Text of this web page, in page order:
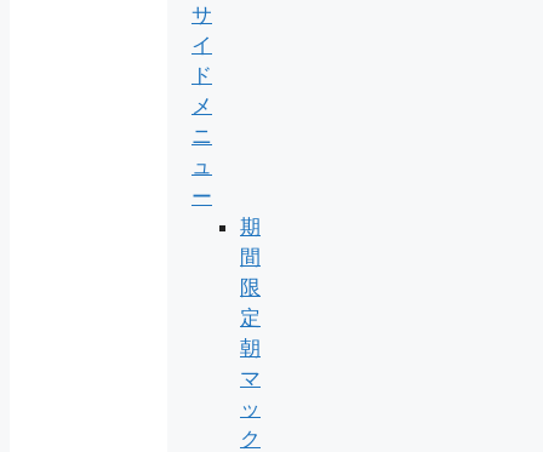
サ
イ
ド
メ
ニ
ュ
ー
期
間
限
定
朝
マ
ッ
ク